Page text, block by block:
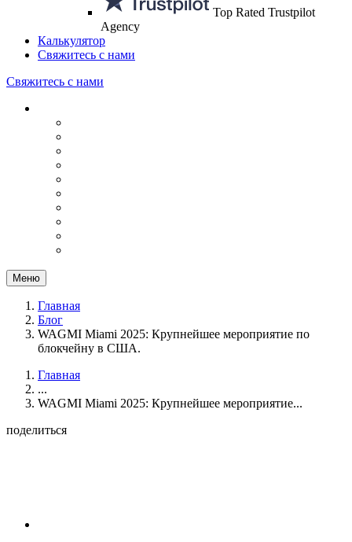
Top Rated Trustpilot
Agency
Калькулятор
Свяжитесь с нами
Свяжитесь с нами
Меню
Главная
Блог
WAGMI Miami 2025: Крупнейшее мероприятие по
блокчейну в США.
Главная
...
WAGMI Miami 2025: Крупнейшее мероприятие...
поделиться